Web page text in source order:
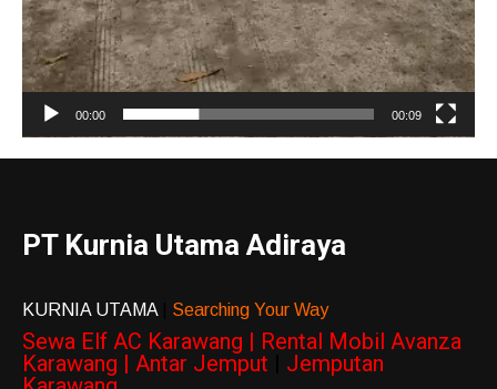
00:00 00:09
PT Kurnia Utama Adiraya
KURNIA UTAMA Searching Your Way
Sewa Elf AC Karawang | Rental Mobil Avanza
Karawang | Antar Jemput
Jemputan